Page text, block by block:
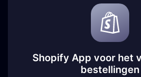
Shopify App voor het
bestellingen